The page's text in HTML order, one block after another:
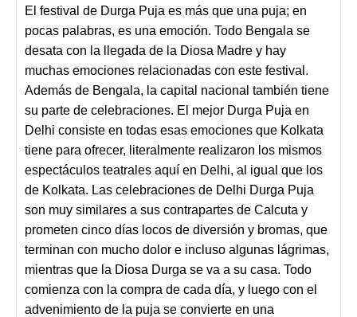
El festival de Durga Puja es más que una puja; en
pocas palabras, es una emoción. Todo Bengala se
desata con la llegada de la Diosa Madre y hay
muchas emociones relacionadas con este festival.
Además de Bengala, la capital nacional también tiene
su parte de celebraciones. El mejor Durga Puja en
Delhi consiste en todas esas emociones que Kolkata
tiene para ofrecer, literalmente realizaron los mismos
espectáculos teatrales aquí en Delhi, al igual que los
de Kolkata. Las celebraciones de Delhi Durga Puja
son muy similares a sus contrapartes de Calcuta y
prometen cinco días locos de diversión y bromas, que
terminan con mucho dolor e incluso algunas lágrimas,
mientras que la Diosa Durga se va a su casa. Todo
comienza con la compra de cada día, y luego con el
advenimiento de la puja se convierte en una